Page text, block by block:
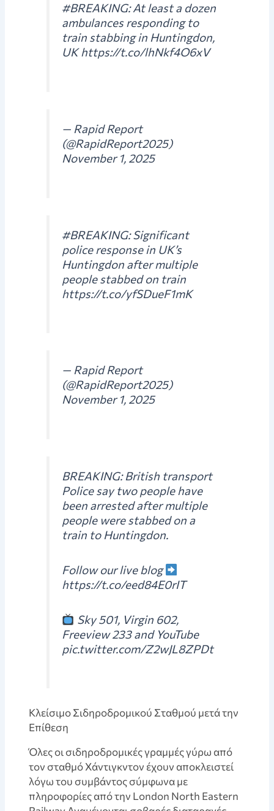
#BREAKING: At least a dozen
ambulances responding to
train stabbing in Huntingdon,
UK https://t.co/lhNkf4O6xV
— Rapid Report
(@RapidReport2025)
November 1, 2025
#BREAKING: Significant
police response in UK’s
Huntingdon after multiple
people stabbed on train
https://t.co/yfSDueF1mK
— Rapid Report
(@RapidReport2025)
November 1, 2025
BREAKING: British transport
Police say two people have
been arrested after multiple
people were stabbed on a
train to Huntingdon.
Follow our live blog
https://t.co/eed84E0rIT
Sky 501, Virgin 602,
Freeview 233 and YouTube
pic.twitter.com/Z2wJL8ZPDt
Κλείσιμο Σιδηροδρομικού Σταθμού μετά την
Επίθεση
Όλες οι σιδηροδρομικές γραμμές γύρω από
τον σταθμό Χάντιγκντον έχουν αποκλειστεί
λόγω του συμβάντος σύμφωνα με
πληροφορίες από την London North Eastern